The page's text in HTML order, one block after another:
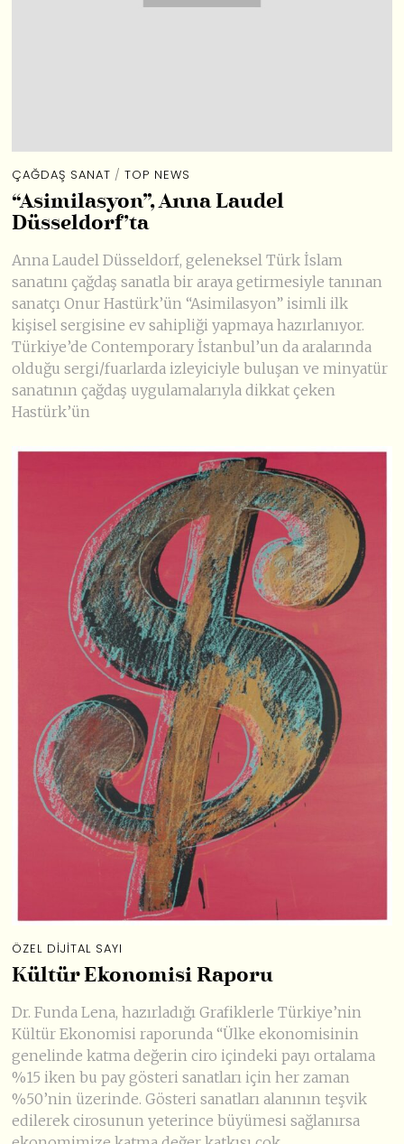
ÇAĞDAŞ SANAT / TOP NEWS
“Asimilasyon”, Anna Laudel
Düsseldorf’ta
Anna Laudel Düsseldorf, geleneksel Türk İslam
sanatını çağdaş sanatla bir araya getirmesiyle tanınan
sanatçı Onur Hastürk’ün “Asimilasyon” isimli ilk
kişisel sergisine ev sahipliği yapmaya hazırlanıyor.
Türkiye’de Contemporary İstanbul’un da aralarında
olduğu sergi/fuarlarda izleyiciyle buluşan ve minyatür
sanatının çağdaş uygulamalarıyla dikkat çeken
Hastürk’ün
ÖZEL DIJITAL SAYI
Kültür Ekonomisi Raporu
Dr. Funda Lena, hazırladığı Grafiklerle Türkiye’nin
Kültür Ekonomisi raporunda “Ülke ekonomisinin
genelinde katma değerin ciro içindeki payı ortalama
%15 iken bu pay gösteri sanatları için her zaman
%50’nin üzerinde. Gösteri sanatları alanının teşvik
edilerek cirosunun yeterince büyümesi sağlanırsa